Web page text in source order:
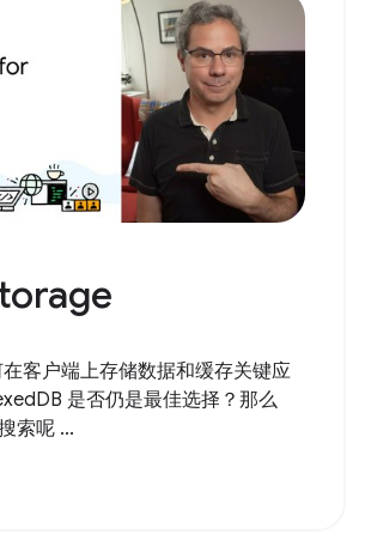
客户端上存储数据和缓存关键应
是否仍是最佳选择？那么
索呢 ...